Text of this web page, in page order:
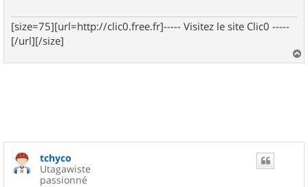
[size=75][url=http://clic0.free.fr]----- Visitez le site Clic0 -----
[/url][/size]
a
tchyco
Utagawiste
passionné